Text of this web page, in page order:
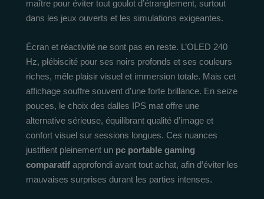
maître pour éviter tout goulot d’étranglement, surtout
dans les jeux ouverts et les simulations exigeantes.
Écran et réactivité ne sont pas en reste. L’OLED 240
Hz, plébiscité pour ses noirs profonds et ses couleurs
riches, mêle plaisir visuel et immersion totale. Mais cet
affichage souffre souvent d’une forte brillance. En seize
pouces, le choix des dalles IPS mat offre une
alternative sérieuse, équilibrant qualité d’image et
confort visuel sur sessions longues. Ces nuances
justifient pleinement un pc portable gaming
comparatif approfondi avant tout achat, afin d’éviter les
mauvaises surprises durant les parties intenses.